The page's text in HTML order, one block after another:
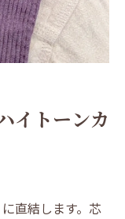
イトーンカ
直結します。芯